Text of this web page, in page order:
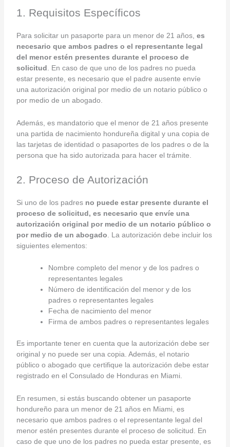
1. Requisitos Específicos
Para solicitar un pasaporte para un menor de 21 años, es
necesario que ambos padres o el representante legal
del menor estén presentes durante el proceso de
solicitud. En caso de que uno de los padres no pueda
estar presente, es necesario que el padre ausente envíe
una autorización original por medio de un notario público o
por medio de un abogado.
Además, es mandatorio que el menor de 21 años presente
una partida de nacimiento hondureña digital y una copia de
las tarjetas de identidad o pasaportes de los padres o de la
persona que ha sido autorizada para hacer el trámite.
2. Proceso de Autorización
Si uno de los padres no puede estar presente durante el
proceso de solicitud, es necesario que envíe una
autorización original por medio de un notario público o
por medio de un abogado . La autorización debe incluir los
siguientes elementos:
Nombre completo del menor y de los padres o
representantes legales
Número de identificación del menor y de los
padres o representantes legales
Fecha de nacimiento del menor
Firma de ambos padres o representantes legales
Es importante tener en cuenta que la autorización debe ser
original y no puede ser una copia. Además, el notario
público o abogado que certifique la autorización debe estar
registrado en el Consulado de Honduras en Miami.
En resumen, si estás buscando obtener un pasaporte
hondureño para un menor de 21 años en Miami, es
necesario que ambos padres o el representante legal del
menor estén presentes durante el proceso de solicitud. En
caso de que uno de los padres no pueda estar presente, es